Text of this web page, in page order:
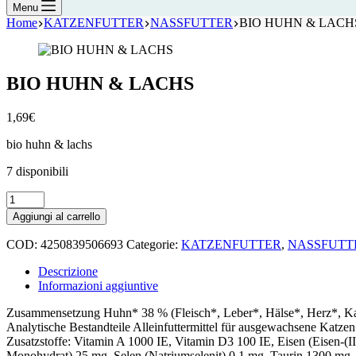
Menu
Home KATZENFUTTER NASSFUTTER BIO HUHN &
BIO HUHN & LACHS
1,69€
bio huhn & lachs
7 disponibili
BIO
HUHN
&
LACHS
Aggiungi al carrello
COD: 4250839506693 Categorie: KATZENFUTTER,
Descrizione
Informazioni aggiuntive
Zusammensetzung Huhn* 38 % (Fleisch*, Leber*, Hälse*, Herz*,
Analytische Bestandteile Alleinfuttermittel für ausgewachsene
Zusatzstoffe: Vitamin A 1000 IE, Vitamin D3 100 IE, Eisen